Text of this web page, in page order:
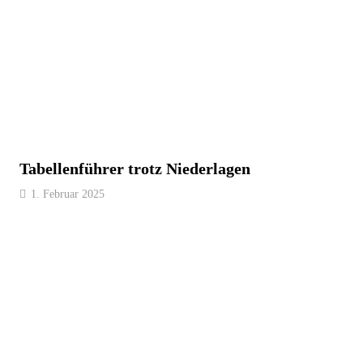
Tabellenführer trotz Niederlagen
1. Februar 2025